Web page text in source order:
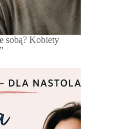
sobą? Kobiety